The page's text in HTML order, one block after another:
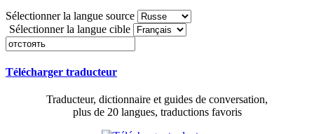
Sélectionner la langue source
Sélectionner la langue cible
Télécharger traducteur
Traducteur, dictionnaire et guides de conversation,
plus de 20 langues, traductions favoris